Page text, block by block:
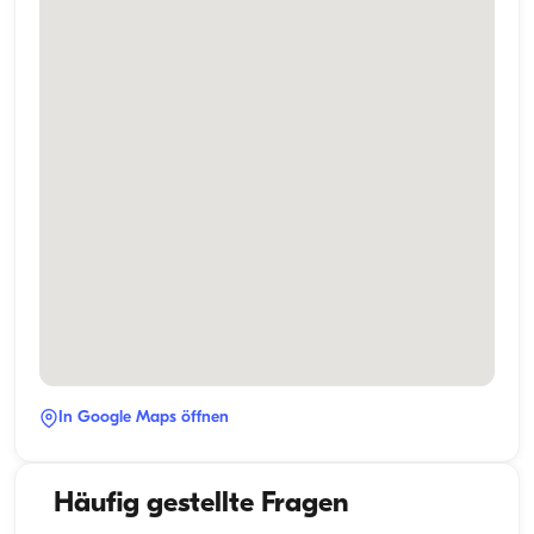
In Google Maps öffnen
Häufig gestellte Fragen